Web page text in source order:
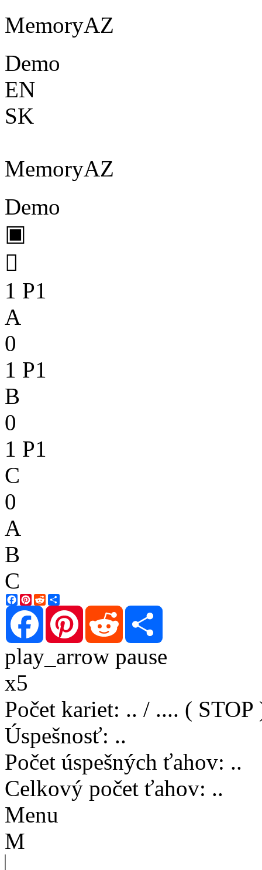
MemoryAZ
Demo
EN
SK
MemoryAZ
Demo
▣

1 P1
A
0
1 P1
B
0
1 P1
C
0
A
B
C
Facebook
Pinterest
Reddit
Facebook
Pinterest Reddit
play_arrow pause
x5
Počet kariet: .. / .... ( STOP
Úspešnosť: ..
Počet úspešných ťahov: ..
Celkový počet ťahov: ..
Menu
M